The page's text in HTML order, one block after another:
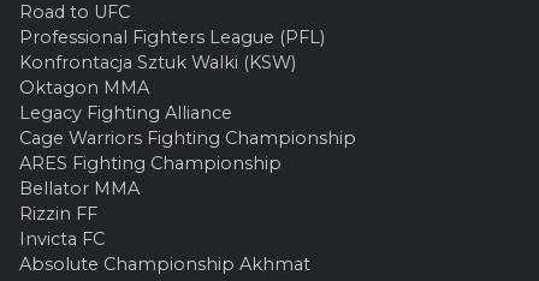
Road to UFC
Professional Fighters League (PFL)
Konfrontacja Sztuk Walki (KSW)
Oktagon MMA
Legacy Fighting Alliance
Cage Warriors Fighting Championship
ARES Fighting Championship
Bellator MMA
Rizzin FF
Invicta FC
Absolute Championship Akhmat